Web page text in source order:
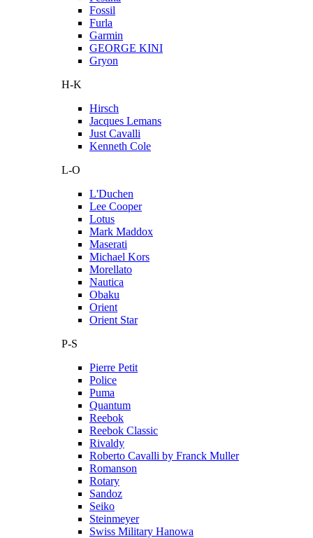
Fossil
Furla
Garmin
GEORGE KINI
Gryon
H-K
Hirsch
Jacques Lemans
Just Cavalli
Kenneth Cole
L-O
L'Duchen
Lee Cooper
Lotus
Mark Maddox
Maserati
Michael Kors
Morellato
Nautica
Obaku
Orient
Orient Star
P-S
Pierre Petit
Police
Puma
Quantum
Reebok
Reebok Classic
Rivaldy
Roberto Cavalli by Franck Muller
Romanson
Rotary
Sandoz
Seiko
Steinmeyer
Swiss Military Hanowa